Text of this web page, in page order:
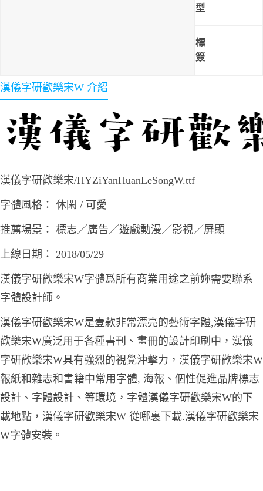
型
標
簽
漢儀字研歡樂宋W 介紹
漢儀字研歡樂宋/HYZiYanHuanLeSongW.ttf
字體風格： 休閑 / 可愛
推薦場景： 標志／廣告／遊戲動漫／影視／屏顯
上線日期： 2018/05/29
漢儀字研歡樂宋W字體爲所有商業用途之前妳需要聯系
字體設計師。
漢儀字研歡樂宋W是壹款非常漂亮的藝術字體,漢儀字研
歡樂宋W廣泛用于各種書刊、畫冊的設計印刷中，漢儀
字研歡樂宋W具有強烈的視覺沖擊力，漢儀字研歡樂宋W
報紙和雜志和書籍中常用字體, 海報、個性促進品牌標志
設計、字體設計、等環境，字體漢儀字研歡樂宋W的下
載地點，漢儀字研歡樂宋W 從哪裏下載.漢儀字研歡樂宋
W字體安裝。